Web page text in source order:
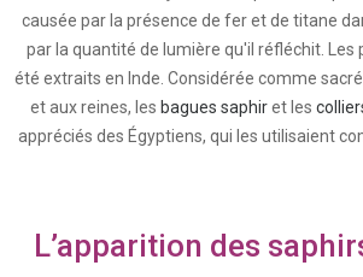
causée par la présence de fer et de titane
par la quantité de lumière qu'il réfléchit. Les
été extraits en Inde. Considérée comme
et aux reines, les bagues saphiret les
appréciés des Égyptiens, qui les utilisaient
L’apparition des